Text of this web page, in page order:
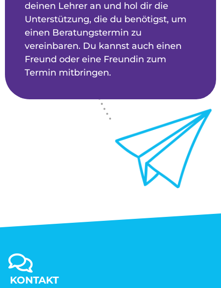
deinen Lehrer an und hol dir die
Unterstützung, die du benötigst, um
einen Beratungstermin zu
vereinbaren. Du kannst auch einen
Freund oder eine Freundin zum
Termin mitbringen.
KONTAKT